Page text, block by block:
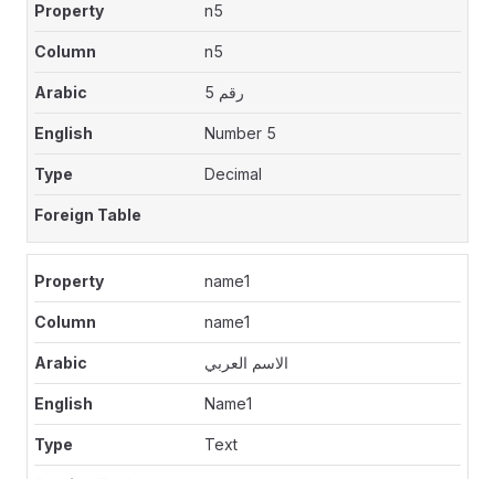
n5
n5
رقم 5
Number 5
Decimal
name1
name1
الاسم العربي
Name1
Text